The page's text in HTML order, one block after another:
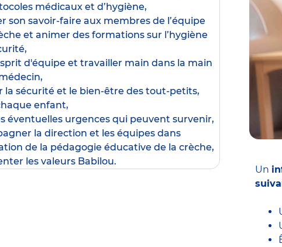
médicaux et d’hygiène,
son savoir-faire aux membres de l’équipe
et animer des formations sur l’hygiène
d'équipe et travailler main dans la main
la sécurité et le bien-être des tout-petits,
enfant,
éventuelles urgences qui peuvent survenir,
la direction et les équipes dans
de la pédagogie éducative de la crèche,
les valeurs Babilou.
Un